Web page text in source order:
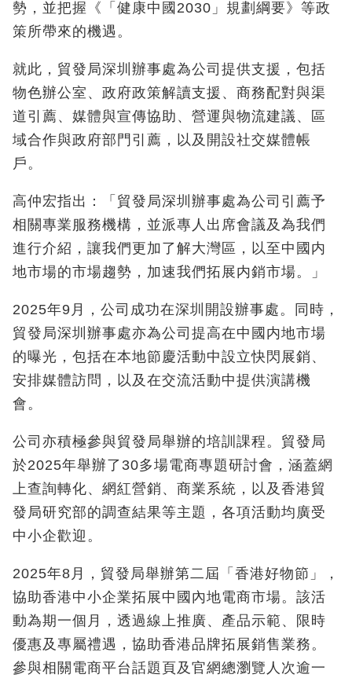
勢，並把握《「健康中國2030」規劃綱要》等政
策所帶來的機遇。
就此，貿發局深圳辦事處為公司提供支援，包括
物色辦公室、政府政策解讀支援、商務配對與渠
道引薦、媒體與宣傳協助、營運與物流建議、區
域合作與政府部門引薦，以及開設社交媒體帳
戶。
高仲宏指出：「貿發局深圳辦事處為公司引薦予
相關專業服務機構，並派專人出席會議及為我們
進行介紹，讓我們更加了解大灣區，以至中國内
地市場的市場趨勢，加速我們拓展内銷市場。」
2025年9月，公司成功在深圳開設辦事處。同時，
貿發局深圳辦事處亦為公司提高在中國内地市場
的曝光，包括在本地節慶活動中設立快閃展銷、
安排媒體訪問，以及在交流活動中提供演講機
會。
公司亦積極參與貿發局舉辦的培訓課程。貿發局
於2025年舉辦了30多場電商專題研討會，涵蓋網
上查詢轉化、網紅營銷、商業系統，以及香港貿
發局研究部的調查結果等主題，各項活動均廣受
中小企歡迎。
2025年8月，貿發局舉辦第二屆「香港好物節」，
協助香港中小企業拓展中國內地電商市場。該活
動為期一個月，透過線上推廣、產品示範、限時
優惠及專屬禮遇，協助香港品牌拓展銷售業務。
參與相關電商平台話題頁及官網總瀏覽人次逾一